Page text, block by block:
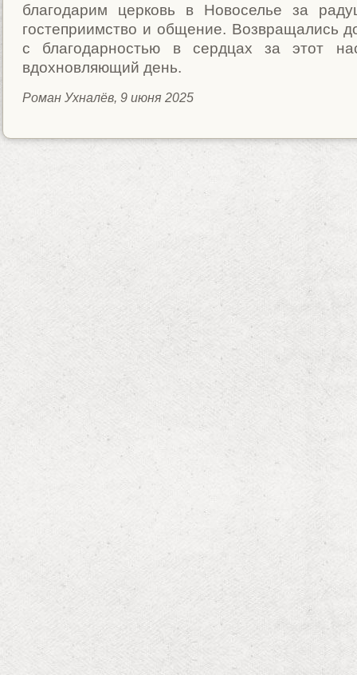
благодарим церковь в Новоселье за
гостеприимство и общение. Возвращались
с благодарностью в сердцах за этот
вдохновляющий день.
Роман Ухналёв, 9 июня 2025